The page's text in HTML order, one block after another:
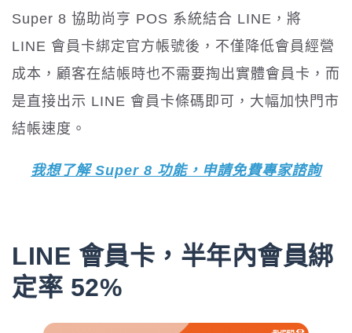
Super 8 協助尚亨 POS 系統結合 LINE，將
LINE 會員卡綁定官方帳號後，不僅降低會員經營
成本，顧客在結帳時也不需要掏出實體會員卡，而
是直接出示 LINE 會員卡條碼即可，大幅加快門市
結帳速度。
我想了解 Super 8 功能，申請免費專家諮詢
LINE 會員卡，半年內會員綁
定率 52%